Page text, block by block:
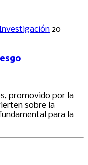
Investigación 20
promovido por la
sobre la
para la